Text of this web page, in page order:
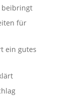
beibringt
für
ein gutes